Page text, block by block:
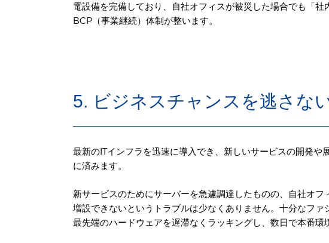
電設備を完備しており、自社オフィスが被災した場合でも「
BCP（事業継続）体制が整います。
5. ビジネスチャンスを逃さな
最新のITインフラを迅速に導入でき、新しいサービスの開発
に済みます。
新サービスのためにサーバーを急遽調達したものの、自社オ
増設できないというトラブルは少なくありません。十分なフ
最先端のハードウェアを遅滞なくラッキングし、数日で本番環